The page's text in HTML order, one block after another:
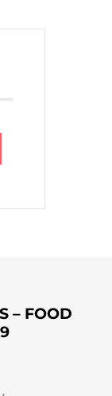
– FOOD